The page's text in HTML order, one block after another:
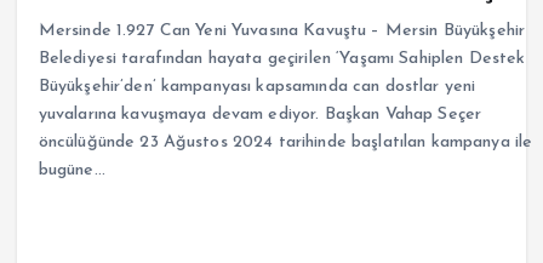
Mersinde 1.927 Can Yeni Yuvasına Kavuştu – Mersin Büyükşehir
Belediyesi tarafından hayata geçirilen ‘Yaşamı Sahiplen Destek
Büyükşehir’den’ kampanyası kapsamında can dostlar yeni
yuvalarına kavuşmaya devam ediyor. Başkan Vahap Seçer
öncülüğünde 23 Ağustos 2024 tarihinde başlatılan kampanya ile
bugüne…